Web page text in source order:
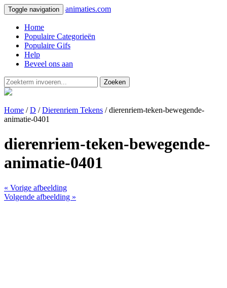
Toggle navigation animaties.com
Home
Populaire Categorieën
Populaire Gifs
Help
Beveel ons aan
Zoeken
Home /D /Dierenriem Tekens / dierenriem-teken-bewegende-
animatie-0401
dierenriem-teken-bewegende-
animatie-0401
« Vorige afbeelding
Volgende afbeelding »